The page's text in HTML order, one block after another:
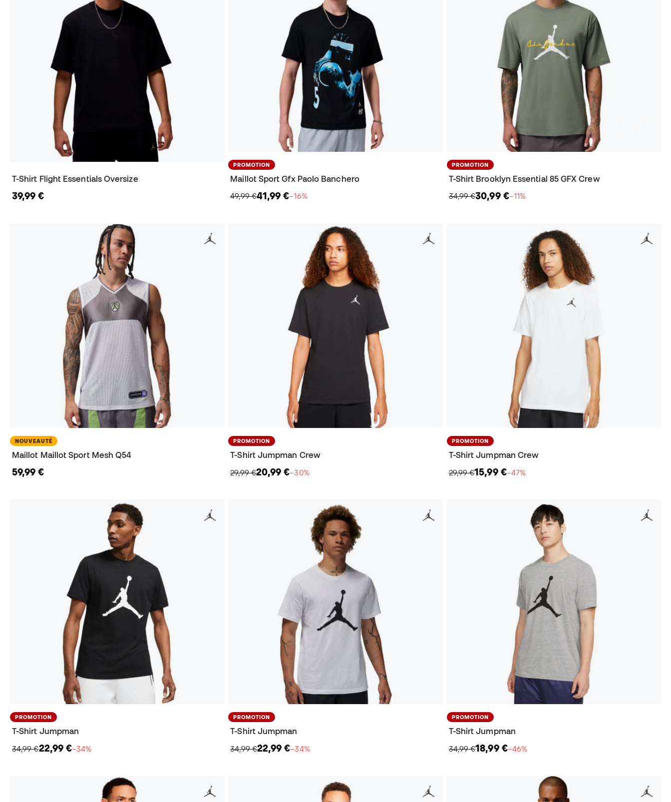
T-Shirt Flight Essentials Oversize
39,99 €
PROMOTION
Maillot Sport Gfx Paolo Banchero
49,99 €41,99 €−16%
PROMOTION
T-Shirt Brooklyn Essential 85 GFX Crew
34,99 €30,99 €−11%
NOUVEAUTÉ
Maillot Maillot Sport Mesh Q54
59,99 €
PROMOTION
T-Shirt Jumpman Crew
29,99 €20,99 €−30%
PROMOTION
T-Shirt Jumpman Crew
29,99 €15,99 €−47%
PROMOTION
T-Shirt Jumpman
34,99 €22,99 €−34%
PROMOTION
T-Shirt Jumpman
34,99 €22,99 €−34%
PROMOTION
T-Shirt Jumpman
34,99 €18,99 €−46%